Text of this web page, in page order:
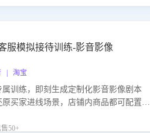
服模拟接待训练-影音影像
| 淘宝
属训练，即刻生成定制化影音影像剧本
原买家进线场景，店铺内商品都可配置到
转化率。点击 “立即开通”，快速获取影音
售50+